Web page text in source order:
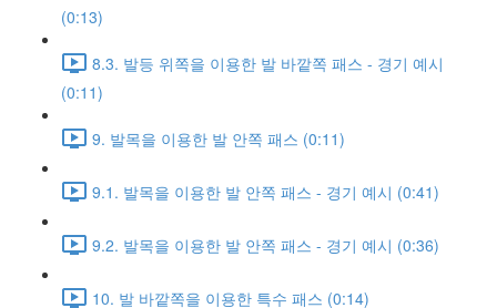
(0:13)
8.3. 발등 위쪽을 이용한 발 바깥쪽 패스 - 경기 예시
(0:11)
9. 발목을 이용한 발 안쪽 패스 (0:11)
9.1. 발목을 이용한 발 안쪽 패스 - 경기 예시 (0:41)
9.2. 발목을 이용한 발 안쪽 패스 - 경기 예시 (0:36)
10. 발 바깥쪽을 이용한 특수 패스 (0:14)